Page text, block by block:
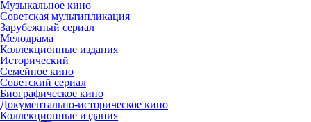
Музыкальное кино
Советская мультипликация
Зарубежный сериал
Мелодрама
Коллекционные издания
Исторический
Семейное кино
Советский сериал
Биографическое кино
Документально-историческое кино
Коллекционные издания